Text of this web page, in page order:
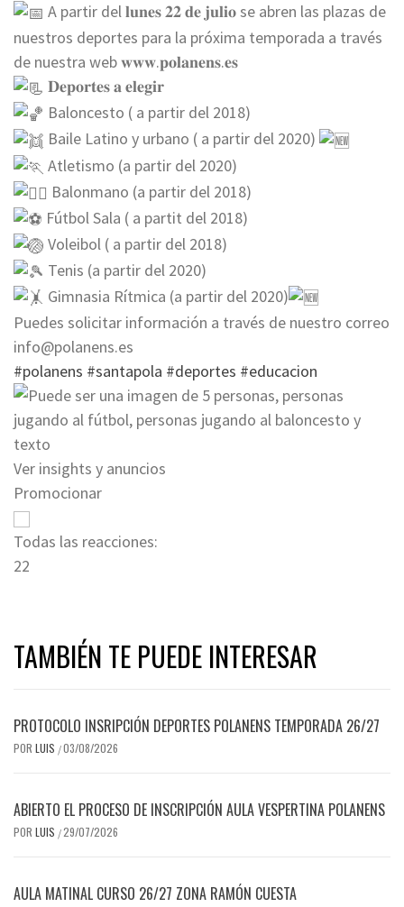
A partir del 𝐥𝐮𝐧𝐞𝐬 𝟐𝟐 𝐝𝐞 𝐣𝐮𝐥𝐢𝐨 se abren las plazas de
nuestros deportes para la próxima temporada a través
de nuestra web 𝐰𝐰𝐰.𝐩𝐨𝐥𝐚𝐧𝐞𝐧𝐬.𝐞𝐬
𝐃𝐞𝐩𝐨𝐫𝐭𝐞𝐬 𝐚 𝐞𝐥𝐞𝐠𝐢𝐫
Baloncesto ( a partir del 2018)
Baile Latino y urbano ( a partir del 2020)
Atletismo (a partir del 2020)
Balonmano (a partir del 2018)
Fútbol Sala ( a partit del 2018)
Voleibol ( a partir del 2018)
Tenis (a partir del 2020)
Gimnasia Rítmica (a partir del 2020)
Puedes solicitar información a través de nuestro correo
info@polanens.es
#polanens #santapola #deportes #educacion
Ver insights y anuncios
Promocionar
Todas las reacciones:
22
TAMBIÉN TE PUEDE INTERESAR
PROTOCOLO INSRIPCIÓN DEPORTES POLANENS TEMPORADA 26/27
POR LUIS /03/08/2026
ABIERTO EL PROCESO DE INSCRIPCIÓN AULA VESPERTINA POLANENS
POR LUIS /29/07/2026
AULA MATINAL CURSO 26/27 ZONA RAMÓN CUESTA